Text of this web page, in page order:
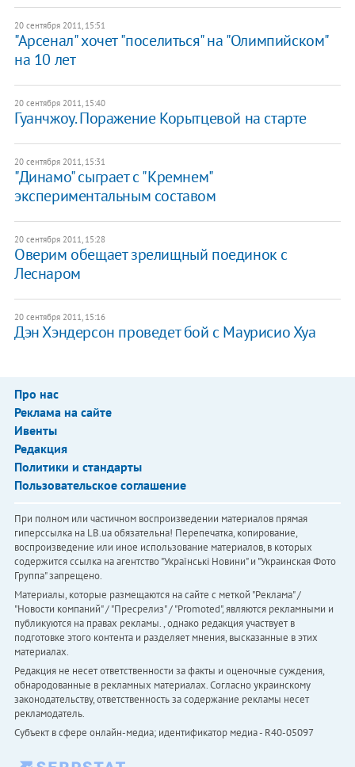
20 сентября 2011, 15:51
"Арсенал" хочет "поселиться" на "Олимпийском"
на 10 лет
20 сентября 2011, 15:40
Гуанчжоу. Поражение Корытцевой на старте
20 сентября 2011, 15:31
"Динамо" сыграет с "Кремнем"
экспериментальным составом
20 сентября 2011, 15:28
Оверим обещает зрелищный поединок с
Леснаром
20 сентября 2011, 15:16
Дэн Хэндерсон проведет бой с Маурисио Хуа
Про нас
Реклама на сайте
Ивенты
Редакция
Политики и стандарты
Пользовательское соглашение
При полном или частичном воспроизведении материалов прямая
гиперссылка на LB.ua обязательна! Перепечатка, копирование,
воспроизведение или иное использование материалов, в которых
содержится ссылка на агентство "Українськi Новини" и "Украинская Фото
Группа" запрещено.
Материалы, которые размещаются на сайте с меткой "Реклама" /
"Новости компаний" / "Пресрелиз" / "Promoted", являются рекламными и
публикуются на правах рекламы. , однако редакция участвует в
подготовке этого контента и разделяет мнения, высказанные в этих
материалах.
Редакция не несет ответственности за факты и оценочные суждения,
обнародованные в рекламных материалах. Согласно украинскому
законодательству, ответственность за содержание рекламы несет
рекламодатель.
Субъект в сфере онлайн-медиа; идентификатор медиа - R40-05097